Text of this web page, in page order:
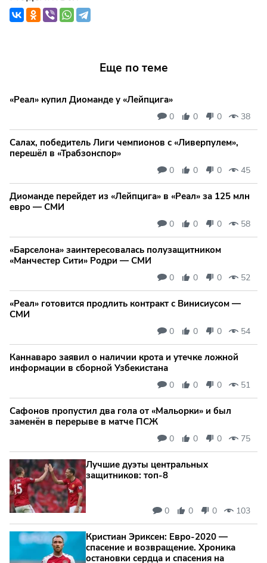
Еще по теме
«Реал» купил Диоманде у «Лейпцига»
0 0 0 38
Салах, победитель Лиги чемпионов с «Ливерпулем»,
перешёл в «Трабзонспор»
0 0 0 45
Диоманде перейдет из «Лейпцига» в «Реал» за 125 млн
евро — СМИ
0 0 0 58
«Барселона» заинтересовалась полузащитником
«Манчестер Сити» Родри — СМИ
0 0 0 52
«Реал» готовится продлить контракт с Винисиусом —
СМИ
0 0 0 54
Каннаваро заявил о наличии крота и утечке ложной
информации в сборной Узбекистана
0 0 0 51
Сафонов пропустил два гола от «Мальорки» и был
заменён в перерыве в матче ПСЖ
0 0 0 75
Лучшие дуэты центральных
защитников: топ‑8
0 0 0 103
Кристиан Эриксен: Евро‑2020 —
спасение и возвращение. Хроника
остановки сердца и спасения на